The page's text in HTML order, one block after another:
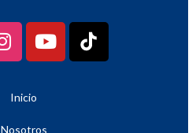
Inicio
Nosotros